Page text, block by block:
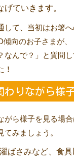
ていきます。
して、当初はお箸
傾向のお子さまが
なんで？」と質問
！
わりながら様
がら様子を見る場
てみましょう。
ばさみなど、食